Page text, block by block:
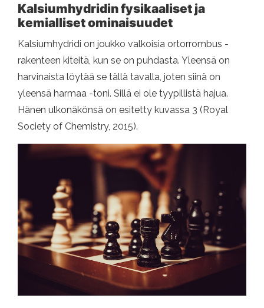
Kalsiumhydridin fysikaaliset ja
kemialliset ominaisuudet
Kalsiumhydridi on joukko valkoisia ortorrombus -
rakenteen kiteitä, kun se on puhdasta. Yleensä on
harvinaista löytää se tällä tavalla, joten siinä on
yleensä harmaa -toni. Sillä ei ole tyypillistä hajua.
Hänen ulkonäkönsä on esitetty kuvassa 3 (Royal
Society of Chemistry, 2015).